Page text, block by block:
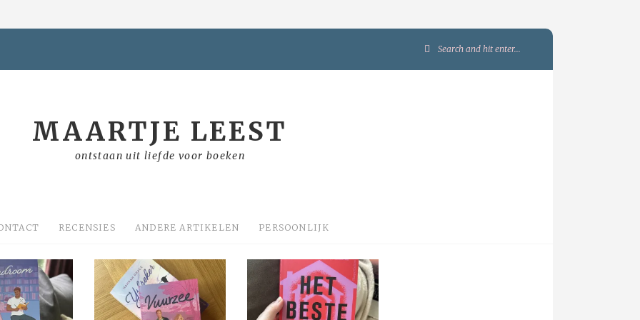
Search
MAARTJE LEEST
ontstaan uit liefde voor boeken
RECENSIES ANDERE ARTIKELEN PERSOONLIJK